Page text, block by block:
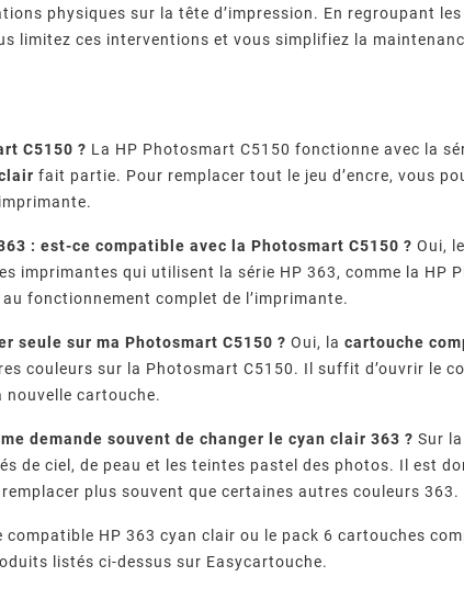
physiques sur la tête d’impression. En regroupant
limitez ces interventions et vous simplifiez la
C5150 ? La HP Photosmart C5150 fonctionne avec la
fait partie. Pour remplacer tout le jeu d’encre, vous
: est-ce compatible avec la Photosmart C5150 ? Oui,
imprimantes qui utilisent la série HP 363, comme la HP
fonctionnement complet de l’imprimante.
seule sur ma Photosmart C5150 ? Oui, lacartouche
couleurs sur la Photosmart C5150. Il suffit d’ouvrir le
nouvelle cartouche.
demande souvent de changer le cyan clair 363 ? Sur
de ciel, de peau et les teintes pastel des photos. Il est
plus souvent que certaines autres couleurs 363.
HP 363 cyan clair ou le pack 6 cartouches
listés ci-dessus sur Easycartouche.